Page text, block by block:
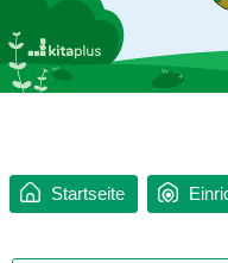
Startseite